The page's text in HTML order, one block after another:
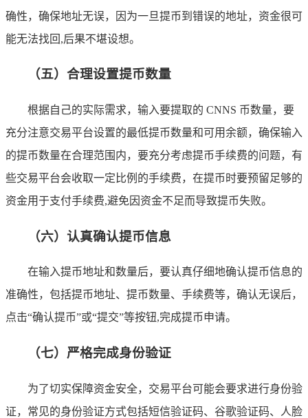
确性，确保地址无误，因为一旦提币到错误的地址，资金很可
能无法找回,后果不堪设想。
（五）合理设置提币数量
根据自己的实际需求，输入要提取的 CNNS 币数量，要
充分注意交易平台设置的最低提币数量和可用余额，确保输入
的提币数量在合理范围内，要充分考虑提币手续费的问题，有
些交易平台会收取一定比例的手续费，在提币时要预留足够的
资金用于支付手续费,避免因资金不足而导致提币失败。
（六）认真确认提币信息
在输入提币地址和数量后，要认真仔细地确认提币信息的
准确性，包括提币地址、提币数量、手续费等，确认无误后，
点击“确认提币”或“提交”等按钮,完成提币申请。
（七）严格完成身份验证
为了切实保障资金安全，交易平台可能会要求进行身份验
证，常见的身份验证方式包括短信验证码、谷歌验证码、人脸